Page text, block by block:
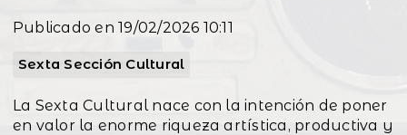
Publicado en 19/02/2026 10:11
Sexta Sección Cultural
La Sexta Cultural nace con la intención de poner
en valor la enorme riqueza artística, productiva y